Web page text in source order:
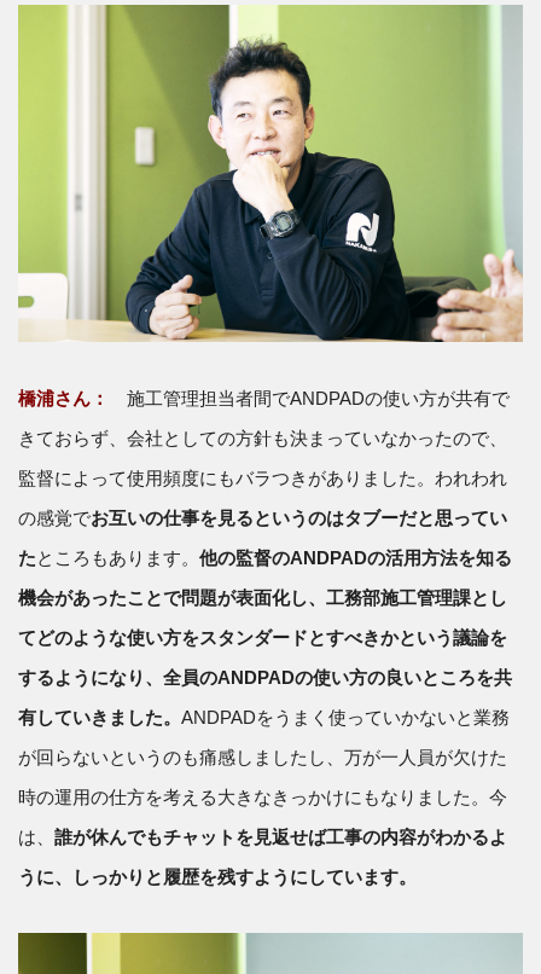
橋浦さん： 施工管理担当者間でANDPADの使い方が共有で
きておらず、会社としての方針も決まっていなかったので、
監督によって使用頻度にもバラつきがありました。われわれ
の感覚でお互いの仕事を見るというのはタブーだと思ってい
たところもあります。 他の監督のANDPADの活用方法を知る
機会があったことで問題が表面化し、工務部施工管理課とし
てどのような使い方をスタンダードとすべきかという議論を
するようになり、全員のANDPADの使い方の良いところを共
有していきました。 ANDPADをうまく使っていかないと業務
が回らないというのも痛感しましたし、万が一人員が欠けた
時の運用の仕方を考える大きなきっかけにもなりました。今
は、 誰が休んでもチャットを見返せば工事の内容がわかるよ
うに、しっかりと履歴を残すようにしています。